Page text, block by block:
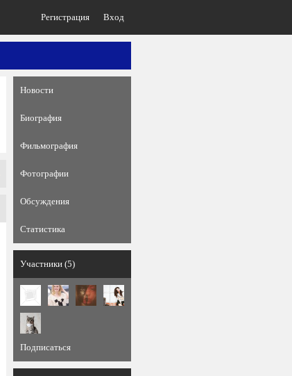
Регистрация Вход
Новости
Биография
Фильмография
Фотографии
Обсуждения
Статистика
Участники (5)
Подписаться